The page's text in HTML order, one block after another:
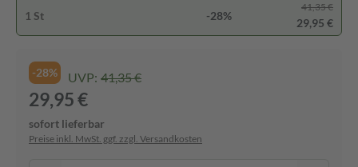
1 St -28%
41,35 €
29,95 €
-28% UVP: 41,35 €
29,95 €
sofort lieferbar
Preise inkl. MwSt. ggf. zzgl. Versandkosten